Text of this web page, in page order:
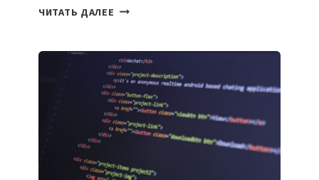
ЧИТАТЬ ДАЛЕЕ ТАСК-
ПОЛЕЗНЫХ
ИНСТРУМЕНТОВ
ДЛЯ
РАБОТЫ